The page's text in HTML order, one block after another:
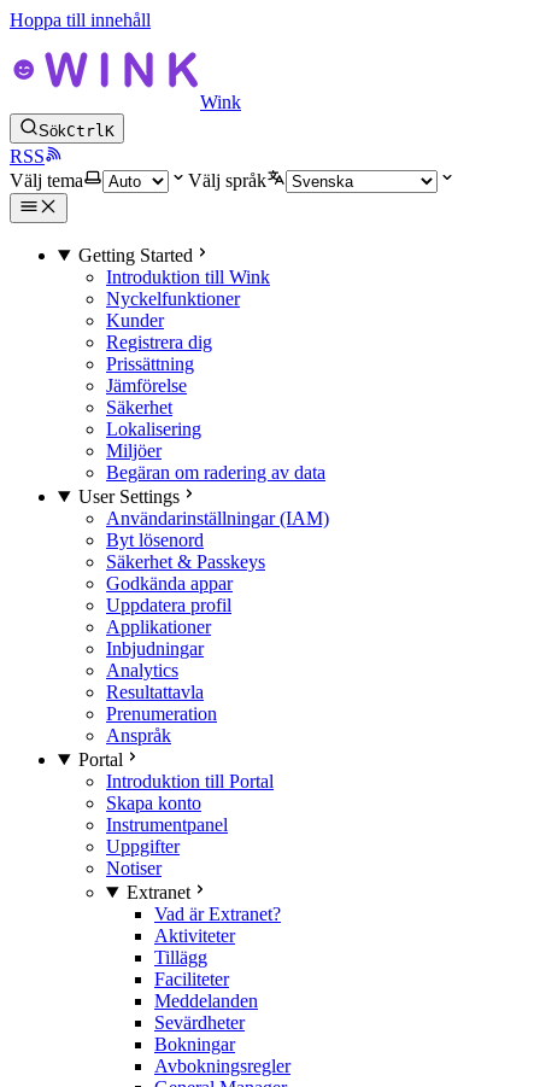
Hoppa till innehåll
Wink
SökCtrlK
RSS
Välj tema
Välj språk
Getting Started
Introduktion till Wink
Nyckelfunktioner
Kunder
Registrera dig
Prissättning
Jämförelse
Säkerhet
Lokalisering
Miljöer
Begäran om radering av data
User Settings
Användarinställningar (IAM)
Byt lösenord
Säkerhet & Passkeys
Godkända appar
Uppdatera profil
Applikationer
Inbjudningar
Analytics
Resultattavla
Prenumeration
Anspråk
Portal
Introduktion till Portal
Skapa konto
Instrumentpanel
Uppgifter
Notiser
Extranet
Vad är Extranet?
Aktiviteter
Tillägg
Faciliteter
Meddelanden
Sevärdheter
Bokningar
Avbokningsregler